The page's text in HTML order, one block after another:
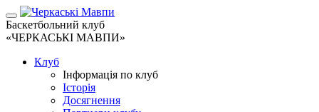
Баскетбольний клуб
«ЧЕРКАСЬКІ МАВПИ»
Клуб
Інформація по клуб
Історія
Досягнення